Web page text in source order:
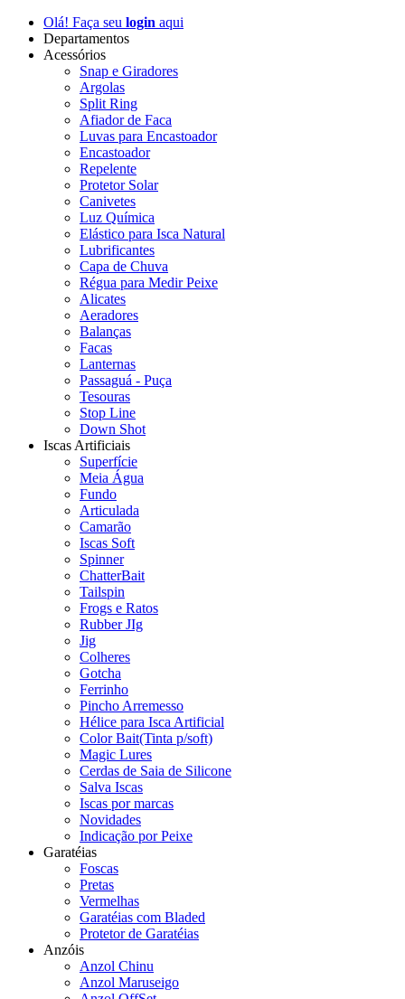
Olá! Faça seu login aqui
Departamentos
Acessórios
Snap e Giradores
Argolas
Split Ring
Afiador de Faca
Luvas para Encastoador
Encastoador
Repelente
Protetor Solar
Canivetes
Luz Química
Elástico para Isca Natural
Lubrificantes
Capa de Chuva
Régua para Medir Peixe
Alicates
Aeradores
Balanças
Facas
Lanternas
Passaguá - Puça
Tesouras
Stop Line
Down Shot
Iscas Artificiais
Superfície
Meia Água
Fundo
Articulada
Camarão
Iscas Soft
Spinner
ChatterBait
Tailspin
Frogs e Ratos
Rubber JIg
Jig
Colheres
Gotcha
Ferrinho
Pincho Arremesso
Hélice para Isca Artificial
Color Bait(Tinta p/soft)
Magic Lures
Cerdas de Saia de Silicone
Salva Iscas
Iscas por marcas
Novidades
Indicação por Peixe
Garatéias
Foscas
Pretas
Vermelhas
Garatéias com Bladed
Protetor de Garatéias
Anzóis
Anzol Chinu
Anzol Maruseigo